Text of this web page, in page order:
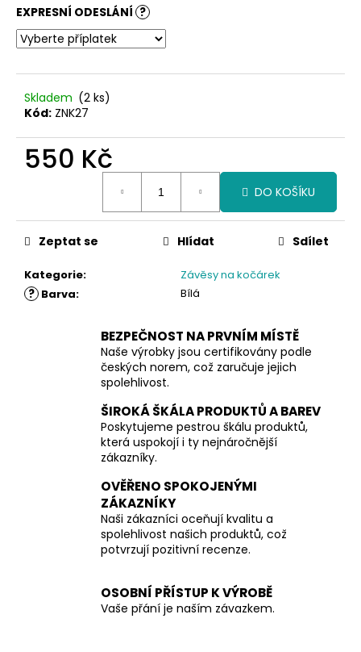
EXPRESNÍ ODESLÁNÍ ?
Skladem (2 ks)
Kód: ZNK27
550 Kč
DO KOŠÍKU
Kategorie: Závěsy na kočárek
? Barva: Bílá
Zeptat se Hlídat Sdílet
BEZPEČNOST NA PRVNÍM MÍSTĚ
Naše výrobky jsou certifikovány podle
českých norem, což zaručuje jejich
spolehlivost.
ŠIROKÁ ŠKÁLA PRODUKTŮ A BAREV
Poskytujeme pestrou škálu produktů,
která uspokojí i ty nejnáročnější
zákazníky.
OVĚŘENO SPOKOJENÝMI
ZÁKAZNÍKY
Naši zákazníci oceňují kvalitu a
spolehlivost našich produktů, což
potvrzují pozitivní recenze.
OSOBNÍ PŘÍSTUP K VÝROBĚ
Vaše přání je naším závazkem.